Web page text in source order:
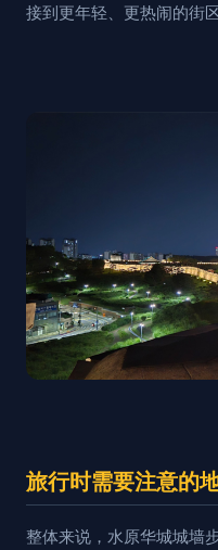
接到更年轻、更热闹的街区
旅行时需要注意的
整体来说，水原华城城墙